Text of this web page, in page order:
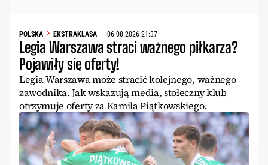
POLSKA EKSTRAKLASA 06.08.2026 21:37
Legia Warszawa straci ważnego piłkarza?
Pojawiły się oferty!
Legia Warszawa może stracić kolejnego, ważnego
zawodnika. Jak wskazują media, stołeczny klub
otrzymuje oferty za Kamila Piątkowskiego.